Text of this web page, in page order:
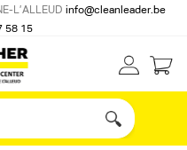
L’ALLEUD info@cleanleader.be
58 15